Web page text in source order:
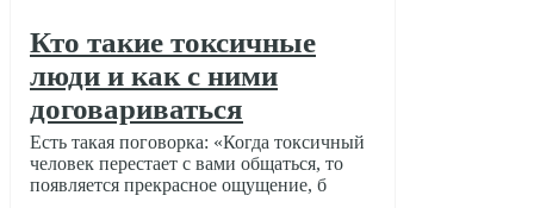
Кто такие токсичные
люди и как с ними
договариваться
Есть такая поговорка: «Когда токсичный
человек перестает с вами общаться, то
появляется прекрасное ощущение, б